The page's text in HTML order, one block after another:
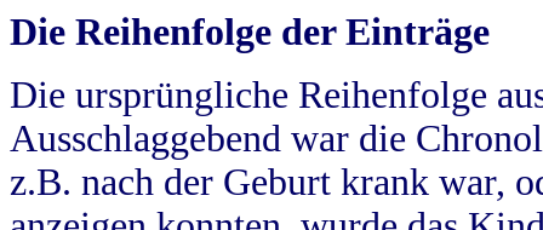
Die Reihenfolge der Einträge
Die ursprüngliche Reihenfolge
Ausschlaggebend war die
z.B. nach der Geburt krank war,